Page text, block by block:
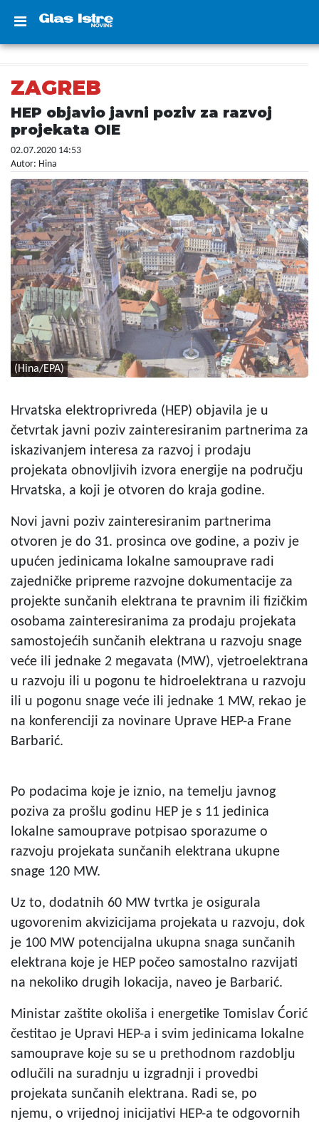
ZAGREB
HEP objavio javni poziv za razvoj
projekata OIE
02.07.2020 14:53
Autor: Hina
(Hina/EPA)
Hrvatska elektroprivreda (HEP) objavila je u
četvrtak javni poziv zainteresiranim partnerima za
iskazivanjem interesa za razvoj i prodaju
projekata obnovljivih izvora energije na području
Hrvatska, a koji je otvoren do kraja godine.
Novi javni poziv zainteresiranim partnerima
otvoren je do 31. prosinca ove godine, a poziv je
upućen jedinicama lokalne samouprave radi
zajedničke pripreme razvojne dokumentacije za
projekte sunčanih elektrana te pravnim ili fizičkim
osobama zainteresiranima za prodaju projekata
samostojećih sunčanih elektrana u razvoju snage
veće ili jednake 2 megavata (MW), vjetroelektrana
u razvoju ili u pogonu te hidroelektrana u razvoju
ili u pogonu snage veće ili jednake 1 MW, rekao je
na konferenciji za novinare Uprave HEP-a Frane
Barbarić.
Po podacima koje je iznio, na temelju javnog
poziva za prošlu godinu HEP je s 11 jedinica
lokalne samouprave potpisao sporazume o
razvoju projekata sunčanih elektrana ukupne
snage 120 MW.
Uz to, dodatnih 60 MW tvrtka je osigurala
ugovorenim akvizicijama projekata u razvoju, dok
je 100 MW potencijalna ukupna snaga sunčanih
elektrana koje je HEP počeo samostalno razvijati
na nekoliko drugih lokacija, naveo je Barbarić.
Ministar zaštite okoliša i energetike Tomislav Ćorić
čestitao je Upravi HEP-a i svim jedinicama lokalne
samouprave koje su se u prethodnom razdoblju
odlučili na suradnju u izgradnji i provedbi
projekata sunčanih elektrana. Radi se, po
njemu, o vrijednoj inicijativi HEP-a te odgovornih